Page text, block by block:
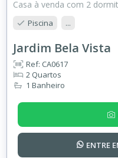
Casa à venda com 2
Piscina ...
Jardim Bela Vista
Ref: CA0617
2 Quartos
1 Banheiro
ENTRE